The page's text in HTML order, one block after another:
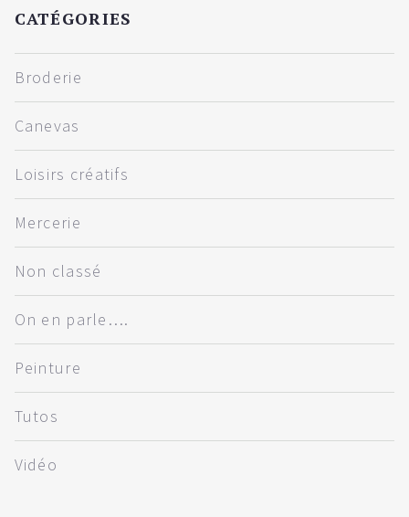
CATÉGORIES
Broderie
Canevas
Loisirs créatifs
Mercerie
Non classé
On en parle….
Peinture
Tutos
Vidéo